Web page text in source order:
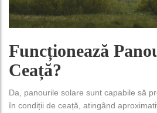
Funcționează
Ceață?
Da, panourile solare sunt capabile să
în condiții de ceață, atingând